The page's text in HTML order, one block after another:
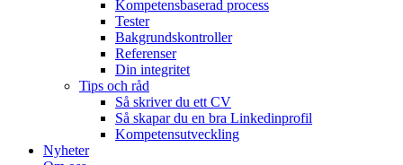
Kompetensbaserad process
Tester
Bakgrundskontroller
Referenser
Din integritet
Tips och råd
Så skriver du ett CV
Så skapar du en bra Linkedinprofil
Kompetensutveckling
Nyheter